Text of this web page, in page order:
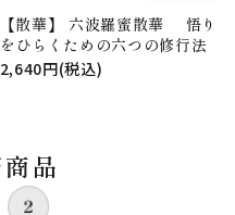
【散華】 六波羅蜜散華 悟り
をひらくための六つの修行法
2,640円(税込)
品